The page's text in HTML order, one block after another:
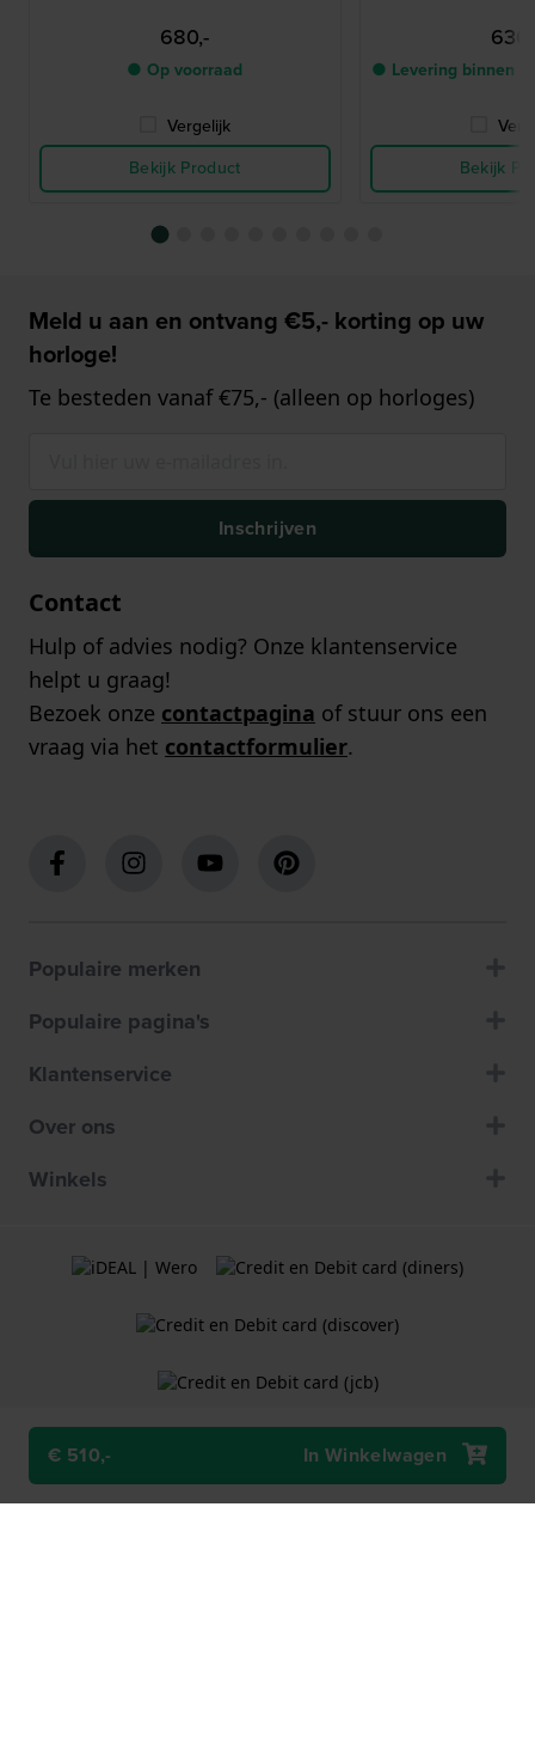
€ 510,- In Winkelwagen
680,-
● Op voorraad
Vergelijk
Bekijk Product
● Levering binnen
Bekijk
Meld u aan en ontvang €5,- korting op uw
horloge!
Te besteden vanaf €75,- (alleen op horloges)
Inschrijven
Contact
Hulp of advies nodig? Onze klantenservice
helpt u graag!
Bezoek onze contactpagina of stuur ons een
vraag via het contactformulier.
Populaire merken
Populaire pagina's
Klantenservice
Over ons
Winkels